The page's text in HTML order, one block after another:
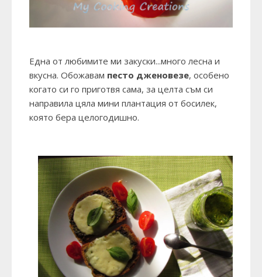
Една от любимите ми закуски...много лесна и
вкусна. Обожавам песто дженовезе, особено
когато си го приготвя сама, за целта съм си
направила цяла мини плантация от босилек,
която бера целогодишно.